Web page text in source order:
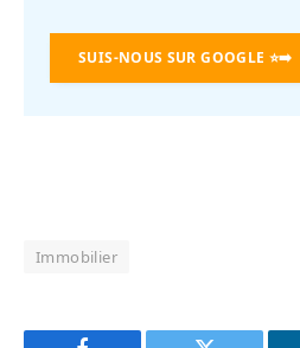
SUIS-NOUS SUR GOOGLE ⭐➡️
Immobilier